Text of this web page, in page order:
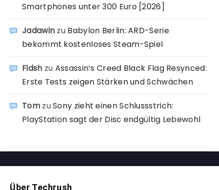
Smartphones unter 300 Euro [2026]
Jadawin zu Babylon Berlin: ARD-Serie
bekommt kostenloses Steam-Spiel
Fidsh zu Assassin’s Creed Black Flag Resynced:
Erste Tests zeigen Stärken und Schwächen
TomzuSony zieht einen Schlussstrich:
PlayStation sagt der Disc endgültig Lebewohl
Über Techrush